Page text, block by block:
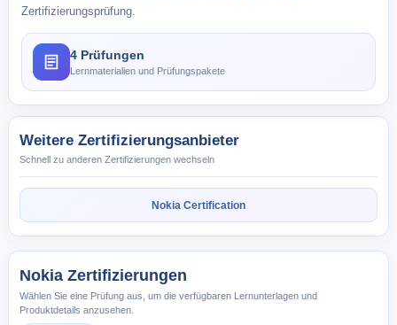
Zertifizierungsprüfung.
4 Prüfungen
Lernmaterialien und Prüfungspakete
Weitere Zertifizierungsanbieter
Schnell zu anderen Zertifizierungen wechseln
Nokia Certification
Nokia Zertifizierungen
Wählen Sie eine Prüfung aus, um die verfügbaren Lernunterlagen und
Produktdetails anzusehen.